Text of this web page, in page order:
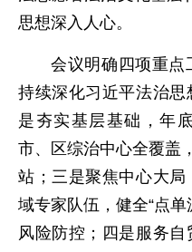
思想深入人心。
会议明确四项重点
持续深化习近平法治
是夯实基层基础，年
市、区综治中心全覆盖
站；三是聚焦中心大
域专家队伍，健全“点
风险防控；四是服务自